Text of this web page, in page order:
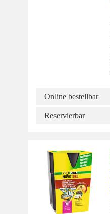
Online bestellbar
Reservierbar